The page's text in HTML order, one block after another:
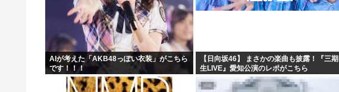
AIが考えた「AKB48っぽい衣装」がこちら
です！！！
【日向坂46】 まさかの楽曲も披露！『三期
生LIVE』愛知公演のレポがこちら